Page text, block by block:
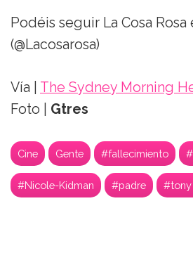
Podéis seguir La Cosa Rosa
(@Lacosarosa)
Vía | The Sydney Morning
Foto | Gtres
Cine Gente #fallecimiento
#Nicole-Kidman #padre #tony